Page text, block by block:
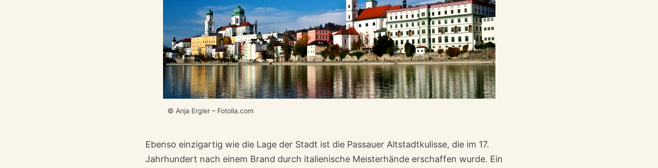
© Anja Ergler – Fotolia.com
Ebenso einzigartig wie die Lage der Stadt ist die Passauer Altstadtkulisse, die im 17.
Jahrhundert nach einem Brand durch italienische Meisterhände erschaffen wurde. Ein